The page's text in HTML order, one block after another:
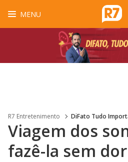
MENU
R7 Entretenimento DiFato Tudo
Viagem dos
fazê-la sem